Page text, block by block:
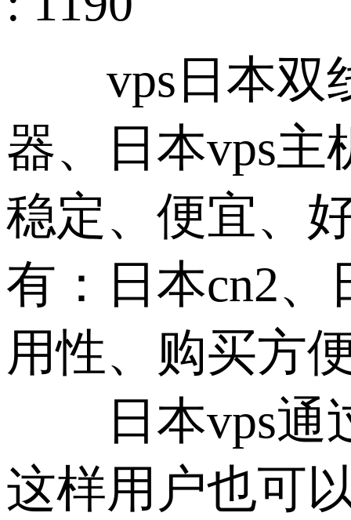
vps日本双线
器、日本vps主
稳定、便宜、
有：日本cn2、
用性、购买方
日本vps通过
这样用户也可